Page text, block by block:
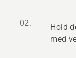
02.
Hold
med